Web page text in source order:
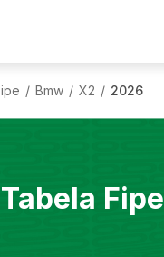
/ Bmw / X2 / 2026
Tabela Fipe